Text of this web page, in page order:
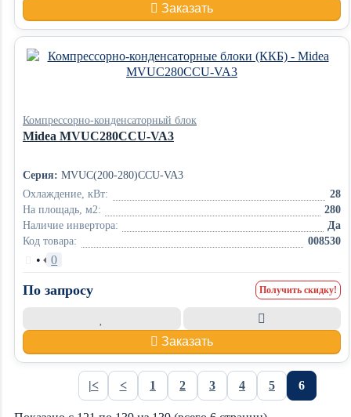
Заказать
Компрессорно-конденсаторный блок
Midea MVUC280CCU-VA3
Серия: MVUC(200-280)CCU-VA3
Охлаждение, кВт:
28
На площадь, м2:
280
Наличие инвертора:
Да
Код товара:
008530
• 0
По запросу Получить скидку!
Заказать
|< < 1 2 3 4 5 6